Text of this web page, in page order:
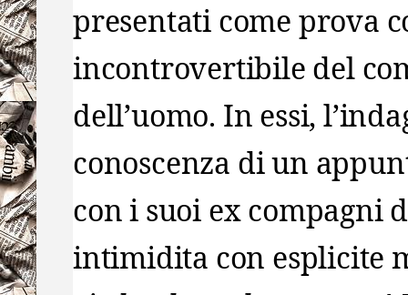
presentati come prova
incontrovertibile del
dell’uomo. In essi,
conoscenza di un
con i suoi ex compagni
intimidita con esplicite